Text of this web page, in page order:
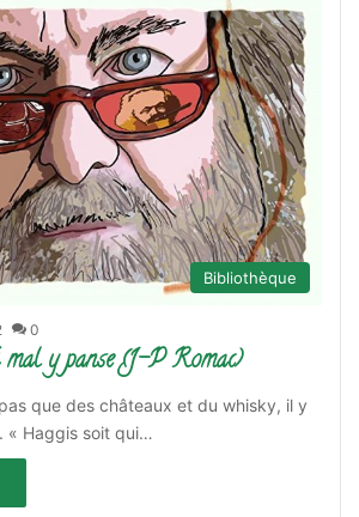
Bibliothèque
0
y panse (J-P Romac)
pas que des châteaux et du whisky, il y
« Haggis soit qui…